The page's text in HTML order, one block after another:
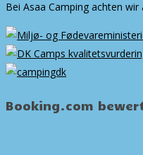
Bei Asaa Camping achten
Booking.com